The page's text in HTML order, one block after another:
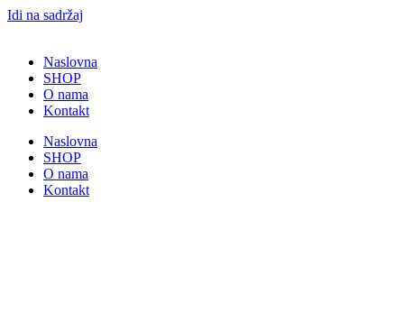
Idi na sadržaj
Naslovna
SHOP
O nama
Kontakt
Naslovna
SHOP
O nama
Kontakt